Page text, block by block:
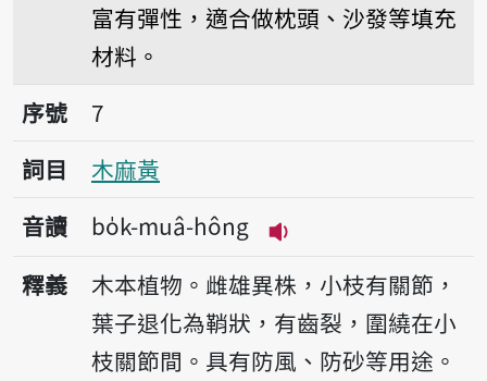
富有彈性，適合做枕頭、沙發等填充
材料。
序號7木麻黃
序號
7
詞目
木麻黃
音讀
bo̍k-muâ-hông
播放音讀bo̍k-muâ-
釋義
木本植物。雌雄異株，小枝有關節，
葉子退化為鞘狀，有齒裂，圍繞在小
枝關節間。具有防風、防砂等用途。